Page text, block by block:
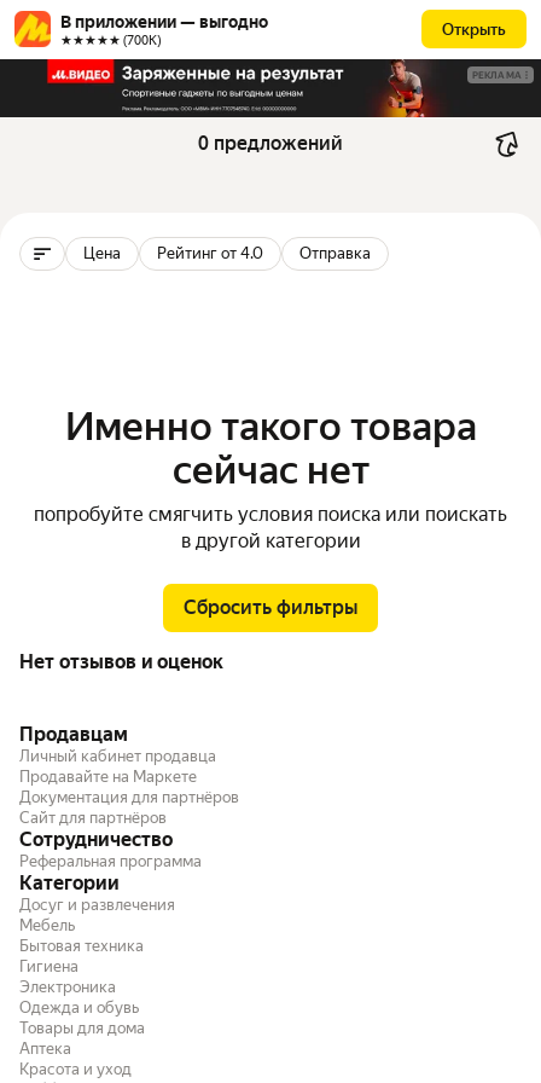
В приложении — выгодно
★★★★★ (700К)
Открыть
РЕКЛАМА
0 предложений
Цена Рейтинг от 4.0 Отправка
Именно такого товара
сейчас нет
попробуйте смягчить условия поиска или поискать
в другой категории
Сбросить фильтры
Нет отзывов и оценок
Продавцам
Личный кабинет продавца
Продавайте на Маркете
Документация для партнёров
Сайт для партнёров
Сотрудничество
Реферальная программа
Категории
Досуг и развлечения
Мебель
Бытовая техника
Гигиена
Электроника
Одежда и обувь
Товары для дома
Аптека
Красота и уход